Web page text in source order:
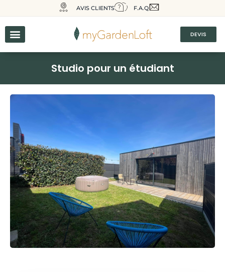
AVIS CLIENTS F.A.Q
DEVIS
Studio pour un étudiant